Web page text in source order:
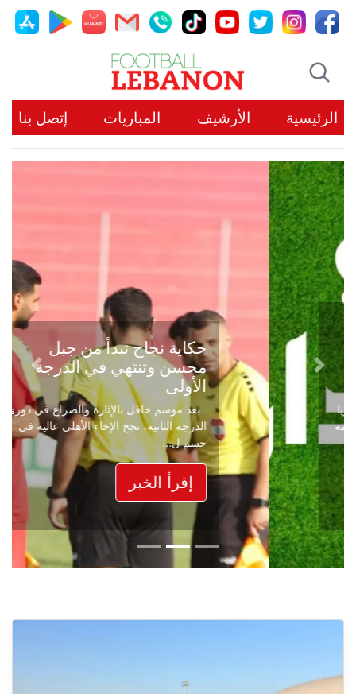
الرئيسية الأرشيف المباريات إتصل بنا
حكاية نجاح تبدأ من جبل
محسن وتنتهي في الدرجة
الأولى
بعد موسم حافل بالإثارة والصراع في دوري
الدرجة الثانية، نجح الإخاء الأهلي عاليه في
حسم ل...
إقرأ الخبر
Previous
Next